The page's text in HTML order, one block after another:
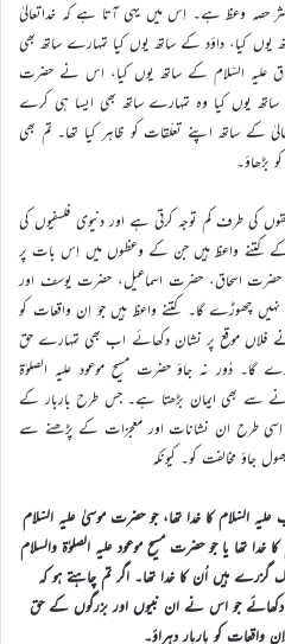
حصہ وعظ ہے۔ اِس میں یہی آتا ہے کہ خداتعالیٰ
کیا، داؤد کے ساتھ یوں کیا تمہارے ساتھ بھی
السّلام کے ساتھ یوں کیا، اس نے حضرت
یوں کیا وہ تمہارے ساتھ بھی ایسا ہی کرے
کے ساتھ اپنے تعلّقات کو ظاہر کیا تھا۔ تم بھی
بڑھاؤ۔
کی طرف کم توجہ کرتی ہے اور دنیوی فلسفیوں کی
کتنے واعظ ہیں جن کے وعظوں میں اِس بات پر
حضرت اسحاق، حضرت اسماعیل، حضرت یوسف اور
چھوڑے گا۔ کتنے واعظ ہیں جو اِن واقعات کو
فلاں موقع پر نشان دکھائے اب بھی تمہارے حق
دُور نہ جاؤ حضرت مسیح موعود علیہ الصلوٰۃ
سے بھی ایمان بڑھتا ہے۔ جس طرح باربار کے
طرح ان نشانات اور معجزات کے پڑھنے سے
جاؤ مخالفت کو۔ کیونکہ
السّلام کا خدا تھا، جو حضرت موسیٰ علیہ السّلام
کا خدا تھا یا جو حضرت مسیح موعود علیہ الصلوٰۃ والسلام
گزرے ہیں اُن کا خدا تھا۔ اگر تم چاہتے ہو کہ
دکھائے جو اس نے ان نبیوں اور بزرگوں کے حق
واقعات کو باربار دہراؤ۔